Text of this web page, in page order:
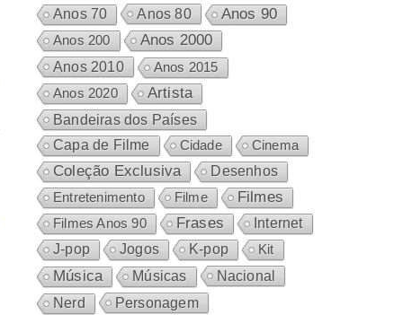
Anos 70
Anos 80 Anos 90
Anos 200 Anos 2000
Anos 2010 Anos 2015
Anos 2020 Artista
Bandeiras dos Países
Capa de Filme Cidade Cinema
Coleção Exclusiva Desenhos
Entretenimento Filme Filmes
Filmes Anos 90 Frases
Internet
J-pop
Jogos K-pop Kit
Música Músicas Nacional
Nerd Personagem